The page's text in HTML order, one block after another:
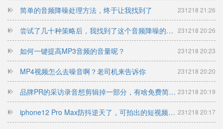
231218 21:26
简单的音频降噪处理方法，终于让我找到了
231218 20:26
尝试了几十种策略后，我找到了这个音频降噪的简单方法
231218 20:23
如何一键提高MP3音频的音量呢？
231218 20:20
MP4视频怎么去噪音啊？老司机来告诉你
231218 20:19
品牌PR的采访录音想剪辑掉一部分，有啥免费简单的办法？
231218 20:17
iphone12 Pro Max防抖逆天了，可拍出的短视频依然有噪音，怎么办？